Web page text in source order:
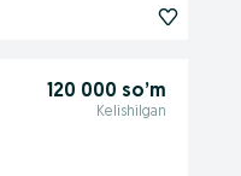
120 000 so’m
Kelishilgan